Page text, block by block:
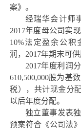
案》。
经瑞华会计师
2017年度母公司实
10%法定盈余公积
润，2017年期末可
2017年度利润
610,500,000股为基
税），共计现金分
以后年度分配。
独立董事发表
预案符合 《公司法》